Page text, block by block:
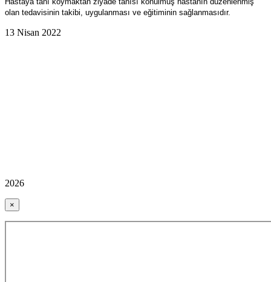
olan tedavisinin takibi, uygulanması ve eğitiminin sağlanmasıdır.
13 Nisan 2022
2026
×